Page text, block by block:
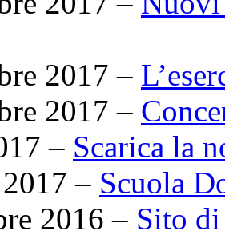
2017 –
2017 –
– Scarica la
– Scuola
2016 – Sito